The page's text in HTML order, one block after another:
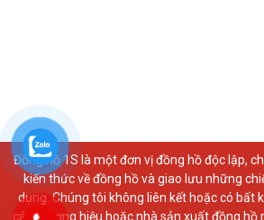
Đồng hồ 1S là một đơn vị đồng hồ độc lập,
kiến thức về đồng hồ và giao lưu những
dụng. Chúng tôi không liên kết hoặc có bất
các thương hiệu hoặc nhà sản xuất đồng hồ